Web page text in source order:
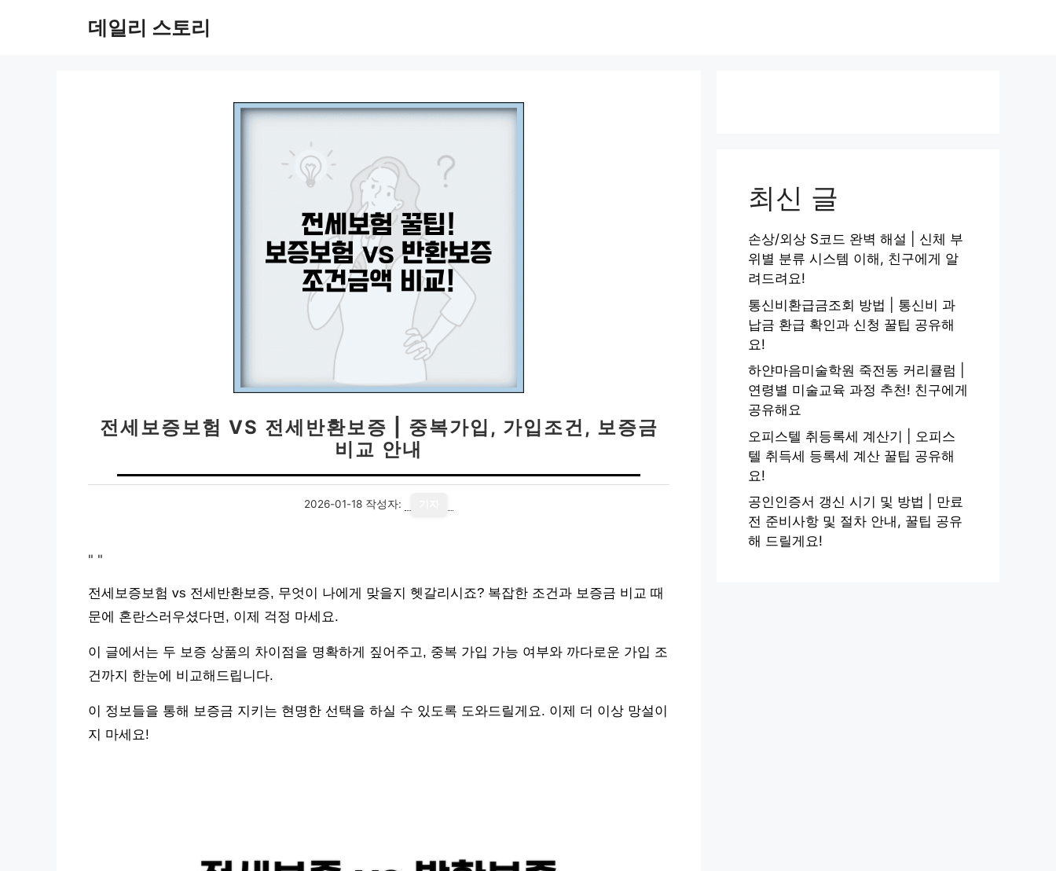
데일리 스토리
전세보증보험 VS 전세반환보증 | 중복가입, 가입조건, 보증금
비교 안내
2026-01-18 작성자:
" "
전세보증보험 vs 전세반환보증, 무엇이 나에게 맞을지 헷갈리시죠? 복잡한 조건과 보증금 비교 때
문에 혼란스러우셨다면, 이제 걱정 마세요.
이 글에서는 두 보증 상품의 차이점을 명확하게 짚어주고, 중복 가입 가능 여부와 까다로운 가입 조
건까지 한눈에 비교해드립니다.
이 정보들을 통해 보증금 지키는 현명한 선택을 하실 수 있도록 도와드릴게요. 이제 더 이상 망설이
지 마세요!
최신 글
손상/외상 S코드 완벽 해설 | 신체 부
위별 분류 시스템 이해, 친구에게 알
려드려요!
통신비환급금조회 방법 | 통신비 과
납금 환급 확인과 신청 꿀팁 공유해
요!
하얀마음미술학원 죽전동 커리큘럼 |
연령별 미술교육 과정 추천! 친구에게
공유해요
오피스텔 취등록세 계산기 | 오피스
텔 취득세 등록세 계산 꿀팁 공유해
요!
공인인증서 갱신 시기 및 방법 | 만료
전 준비사항 및 절차 안내, 꿀팁 공유
해 드릴게요!